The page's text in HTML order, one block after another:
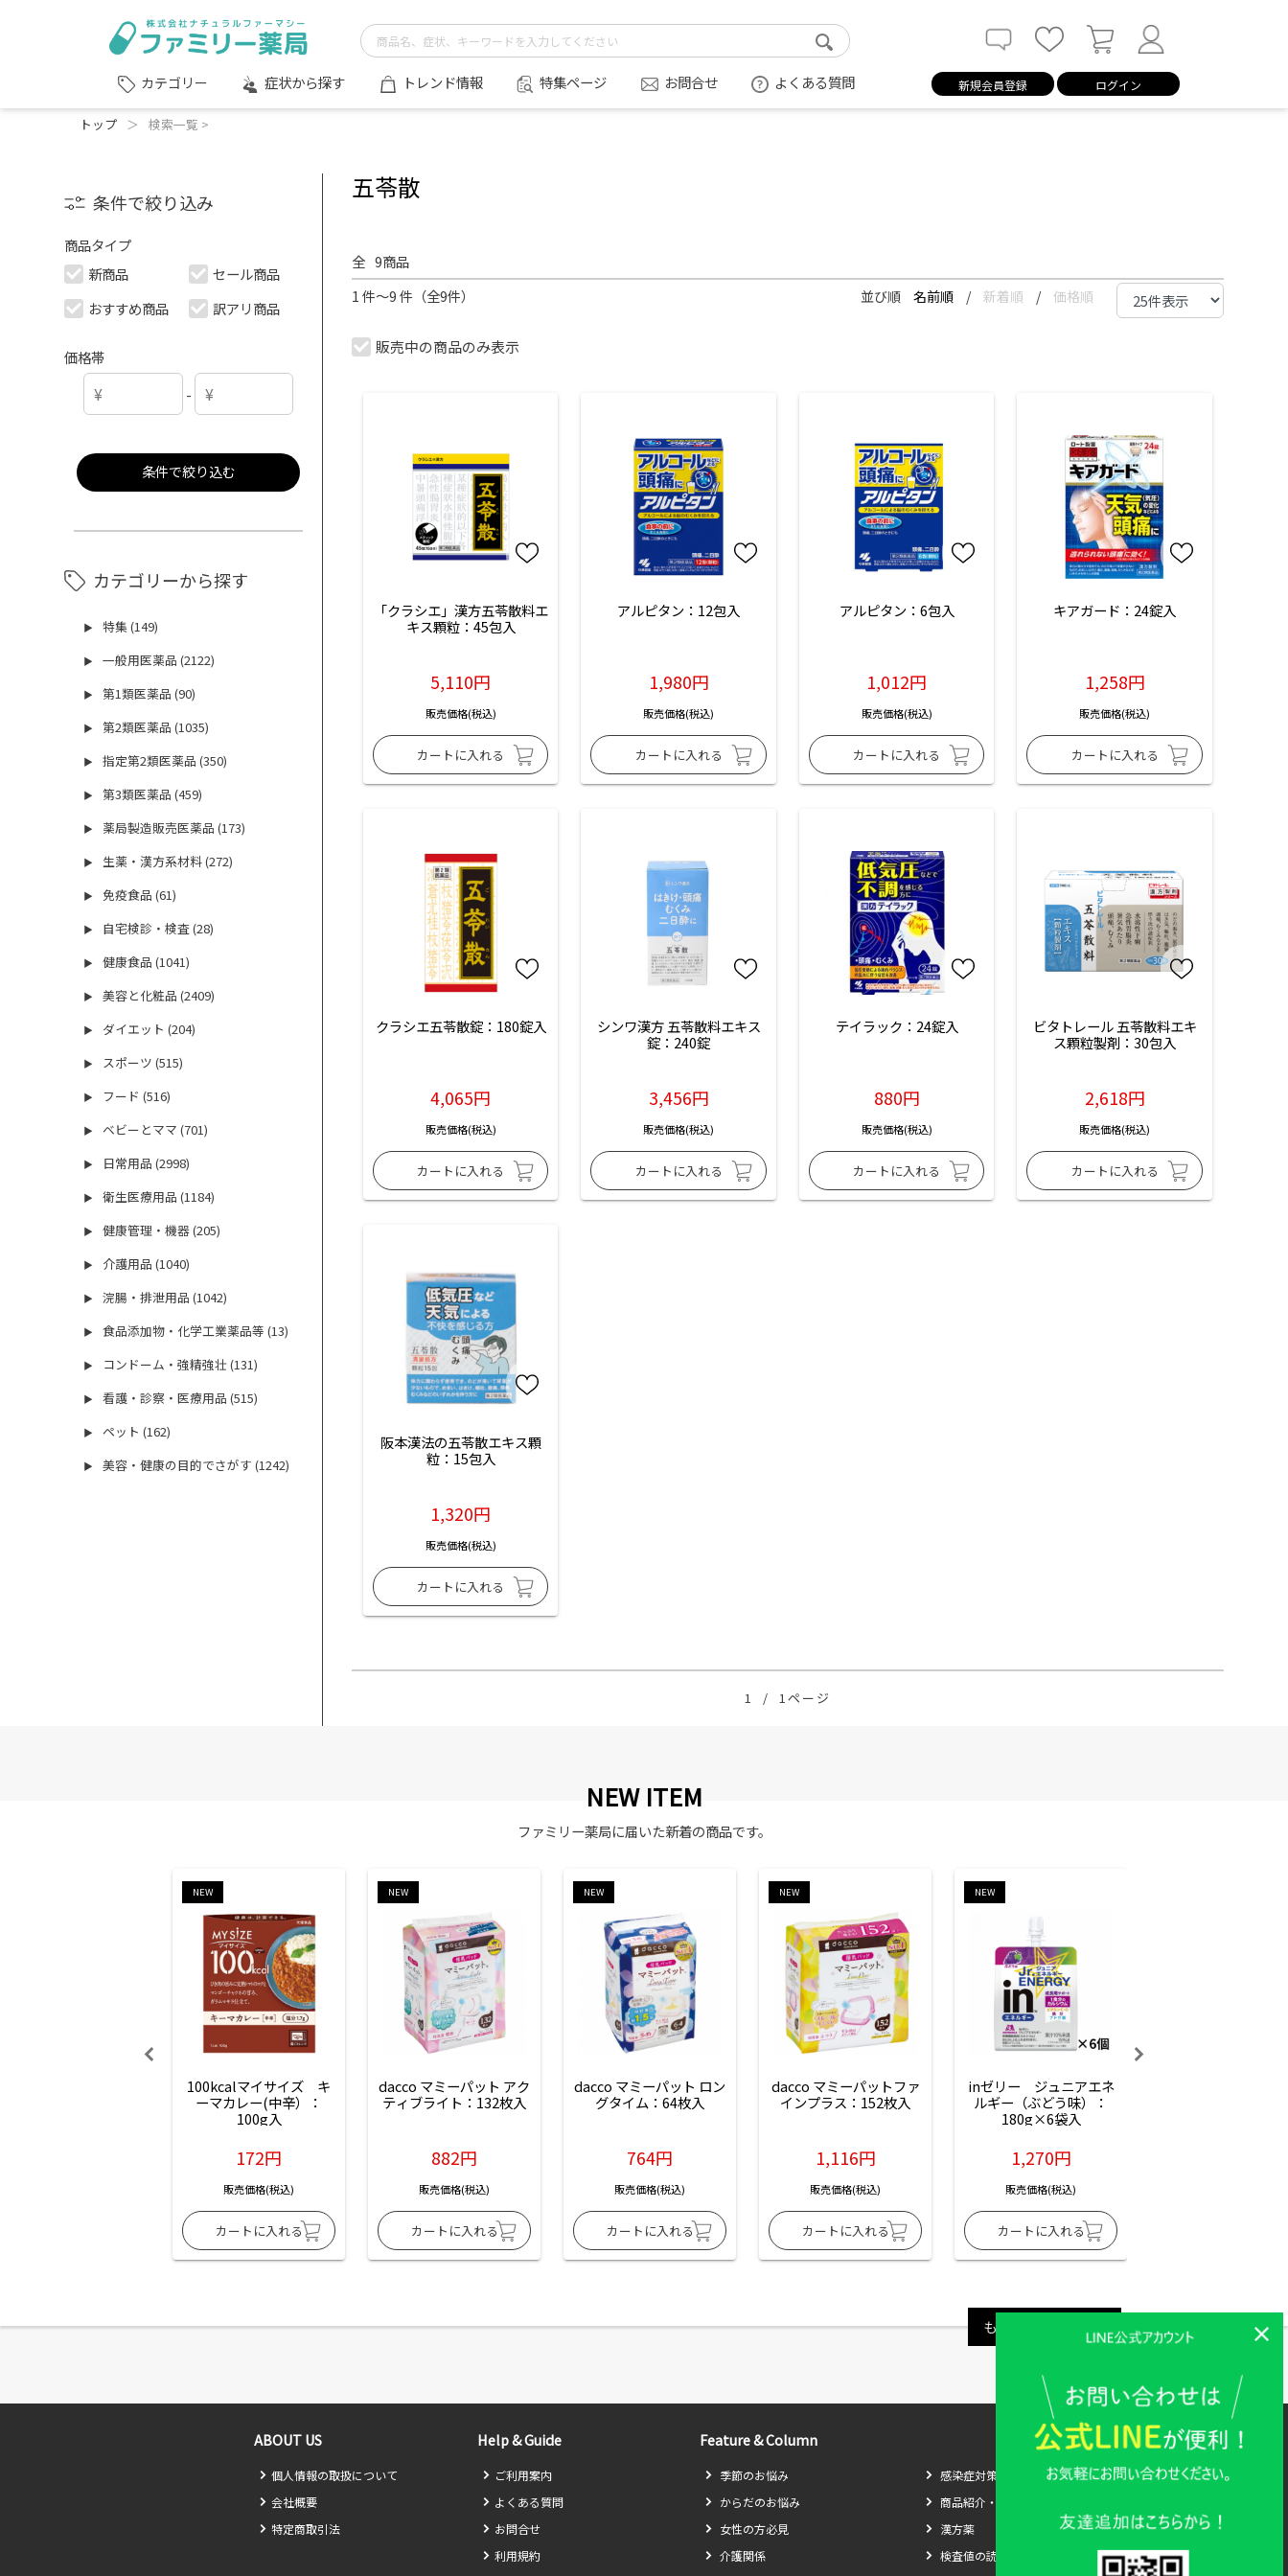
カテゴリー 症状から探す トレンド情報 特集ページ お問合せ よくある質問 新規会員登録 ログイン
トップ ＞ 検索一覧 >
条件で絞り込み
商品タイプ
新商品
セール商品
おすすめ商品
訳アリ商品
価格帯
-
条件で絞り込む
カテゴリーから探す
▶ 特集 (149)
▶ 一般用医薬品 (2122)
▶ 第1類医薬品 (90)
▶ 第2類医薬品 (1035)
▶ 指定第2類医薬品 (350)
▶ 第3類医薬品 (459)
▶ 薬局製造販売医薬品 (173)
▶ 生薬・漢方系材料 (272)
▶ 免疫食品 (61)
▶ 自宅検診・検査 (28)
▶ 健康食品 (1041)
▶ 美容と化粧品 (2409)
▶ ダイエット (204)
▶ スポーツ (515)
▶ フード (516)
▶ ベビーとママ (701)
▶ 日常用品 (2998)
▶ 衛生医療用品 (1184)
▶ 健康管理・機器 (205)
▶ 介護用品 (1040)
▶ 浣腸・排泄用品 (1042)
▶ 食品添加物・化学工業薬品等 (13)
▶ コンドーム・強精強壮 (131)
▶ 看護・診察・医療用品 (515)
▶ ペット (162)
▶ 美容・健康の目的でさがす (1242)
五苓散
全 9商品
1 件～9 件（全9件）
並び順 名前順 / 新着順 / 価格順
販売中の商品のみ表示
「クラシエ」漢方五苓散料エ
キス顆粒：45包入
5,110円
販売価格(税込)
アルピタン：12包入
1,980円
販売価格(税込)
アルピタン：6包入
1,012円
販売価格(税込)
キアガード：24錠入
1,258円
販売価格(税込)
クラシエ五苓散錠：180錠入
4,065円
販売価格(税込)
シンワ漢方 五苓散料エキス
錠：240錠
3,456円
販売価格(税込)
テイラック：24錠入
880円
販売価格(税込)
ビタトレール 五苓散料エキ
ス顆粒製剤：30包入
2,618円
販売価格(税込)
阪本漢法の五苓散エキス顆
粒：15包入
1,320円
販売価格(税込)
1 / 1ページ
NEW ITEM
ファミリー薬局に届いた新着の商品です。
NEW
100kcalマイサイズ　キ
ーマカレー(中辛）：
100g入
172円
販売価格(税込)
NEW
dacco マミーパット アク
ティブライト：132枚入
882円
販売価格(税込)
NEW
dacco マミーパット ロン
グタイム：64枚入
764円
販売価格(税込)
NEW
dacco マミーパットファ
インプラス：152枚入
1,116円
販売価格(税込)
NEW
inゼリー　ジュニアエネ
ルギー（ぶどう味）：
180g×6袋入
1,270円
販売価格(税込)
もっと見る
ABOUT US
個人情報の取扱について
会社概要
特定商取引法
Help & Guide
ご利用案内
よくある質問
お問合せ
利用規約
Feature & Column
季節のお悩み
感染症対策
からだのお悩み
商品紹介・比較
女性の方必見
漢方薬
介護関係
検査値の読み方